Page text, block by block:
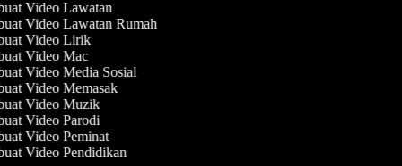
Video Lawatan
Video Lawatan Rumah
Video Lirik
Video Mac
Video Media Sosial
Video Memasak
Video Muzik
Video Parodi
Video Peminat
Video Pendidikan